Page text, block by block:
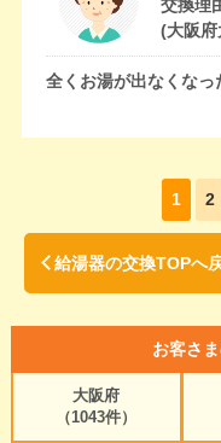
交換理
(大阪
全くお湯が出なくなっ
1 2
給湯器の交換TOPへ
お客さ
大阪府
（1043件）